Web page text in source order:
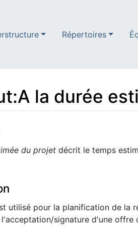
Répertoires
la durée
du projet décrit le temps
utilisé pour la planification de la
signature d'une